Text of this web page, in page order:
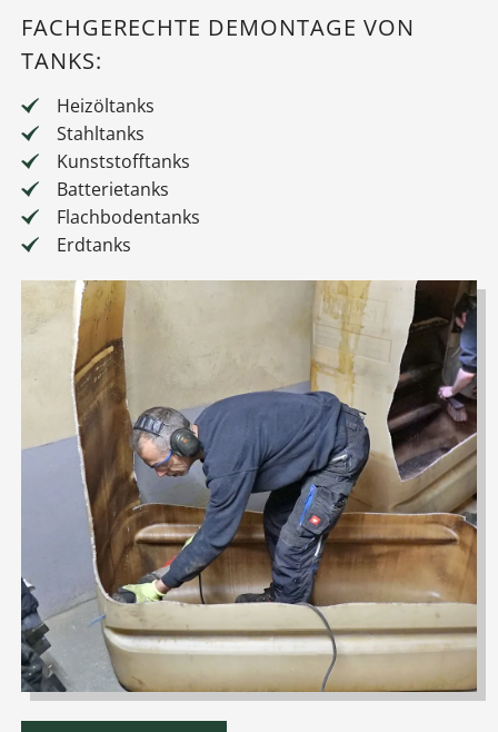
FACHGERECHTE DEMONTAGE VON
TANKS:
Heizöltanks
Stahltanks
Kunststofftanks
Batterietanks
Flachbodentanks
Erdtanks